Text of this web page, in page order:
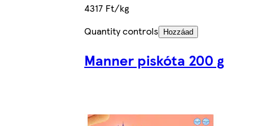
4317 Ft/kg
Quantity controls
Hozzáad
Manner piskóta 200 g